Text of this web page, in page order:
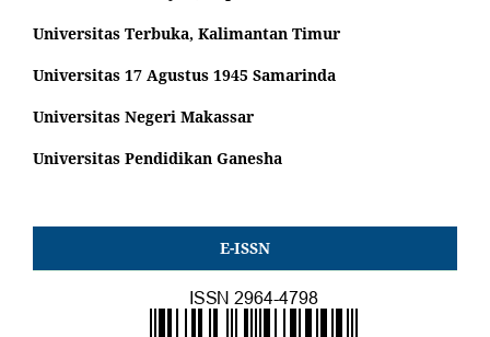
Universitas Terbuka, Kalimantan Timur
Universitas 17 Agustus 1945 Samarinda
Universitas Negeri Makassar
Universitas Pendidikan Ganesha
E-ISSN